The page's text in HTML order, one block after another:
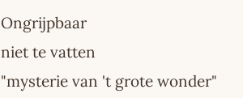
Ongrijpbaar
niet te vatten
"mysterie van 't grote wonder"